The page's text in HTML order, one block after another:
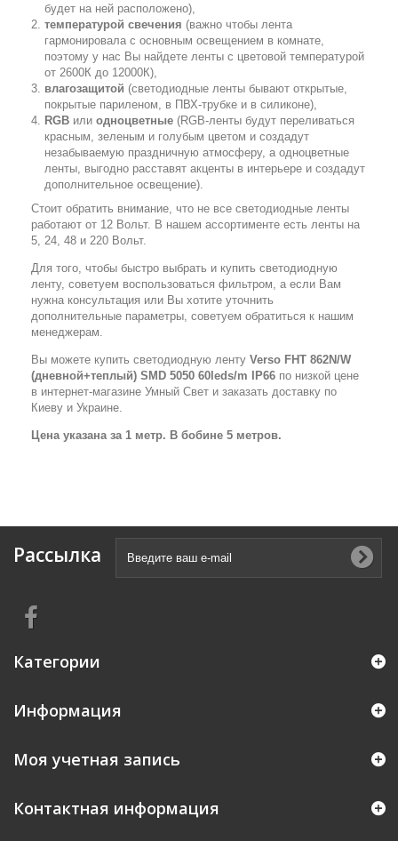
будет на ней расположено),
температурой свечения (важно чтобы лента
гармонировала с основным освещением в комнате,
поэтому у нас Вы найдете ленты с цветовой температурой
от 2600К до 12000К),
влагозащитой (светодиодные ленты бывают открытые,
покрытые париленом, в ПВХ-трубке и в силиконе),
RGB или одноцветные (RGB-ленты будут переливаться
красным, зеленым и голубым цветом и создадут
незабываемую праздничную атмосферу, а одноцветные
ленты, выгодно расставят акценты в интерьере и создадут
дополнительное освещение).
Стоит обратить внимание, что не все светодиодные ленты
работают от 12 Вольт. В нашем ассортименте есть ленты на
5, 24, 48 и 220 Вольт.
Для того, чтобы быстро выбрать и купить светодиодную
ленту, советуем воспользоваться фильтром, а если Вам
нужна консультация или Вы хотите уточнить
дополнительные параметры, советуем обратиться к нашим
менеджерам.
Вы можете купить светодиодную ленту Verso FHT 862N/W
(дневной+теплый) SMD 5050 60leds/m IP66 по низкой цене
в интернет-магазине Умный Свет и заказать доставку по
Киеву и Украине.
Цена указана за 1 метр. В бобине 5 метров.
Рассылка
Категории
Информация
Моя учетная запись
Контактная информация